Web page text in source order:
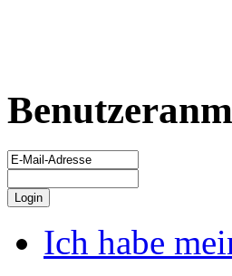
Ich habe